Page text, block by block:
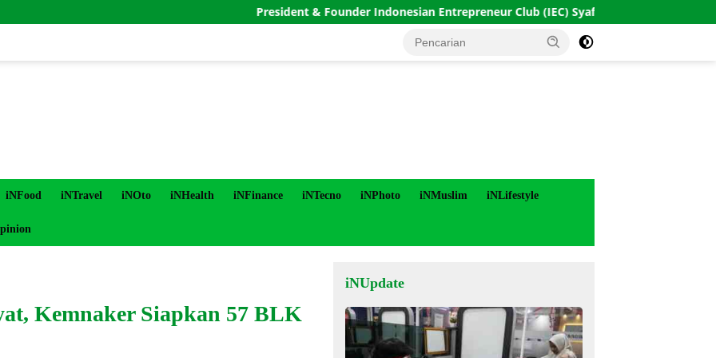
President & Founder Indonesian Entrepreneur Club (IEC) Syafii Efendi Tantang Pelajar
iNFood iNTravel iNOto iNHealth iNFinance iNTecno iNPhoto iNMuslim iNLifestyle
Kemnaker Siapkan 57 BLK
iNUpdate